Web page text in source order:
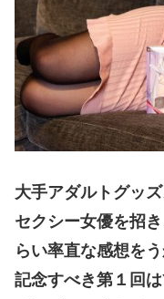
大手アダルトグッ
セクシー女優を招
らい率直な感想を
記念すべき第１回